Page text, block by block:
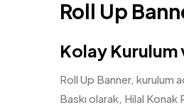
Roll Up
Kolay Kurulum
Roll Up Banner, kurulum
Baskı olarak, Hilal